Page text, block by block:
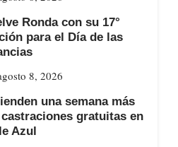
Ronda con su 17°
para el Día de las
8, 2026
una semana más
gratuitas en
Azul